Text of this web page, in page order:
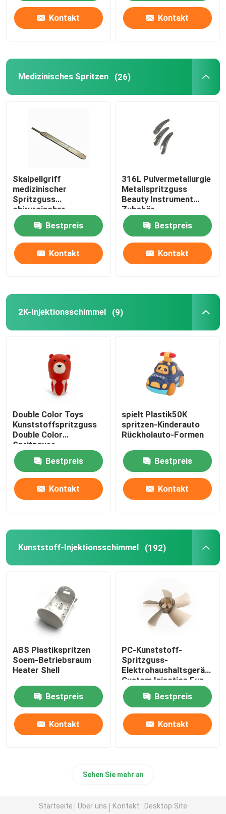
Kontakt Kontakt
Medizinisches Spritzen (26)
Skalpellgriff
medizinischer
Spritzguss
chirurgischer
Messergriff
Pulvermetallurgie
Bestpreis
Kontakt
316L Pulvermetallurgie
Metallspritzguss
Beauty Instrument
Zubehör
Bestpreis
Kontakt
2K-Injektionsschimmel (9)
Double Color Toys
Kunststoffspritzguss
Double Color
Spritzguss
Bestpreis
Kontakt
spielt Plastik50K
spritzen-Kinderauto
Rückholauto-Formen
Bestpreis
Kontakt
Kunststoff-Injektionsschimmel (192)
ABS Plastikspritzen
Soem-Betriebsraum
Heater Shell
Bestpreis
Kontakt
PC-Kunststoff-
Spritzguss-
Elektrohaushaltsgeräte
Custom Injection Fun
Blade
Bestpreis
Kontakt
Sehen Sie mehr an
Startseite Über uns Kontakt Desktop Site